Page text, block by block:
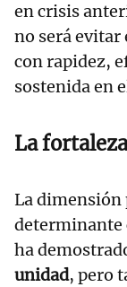
en crisis
no será
con rapidez,
sostenida en
La
La dimensión
determinante
ha
unidad, pero